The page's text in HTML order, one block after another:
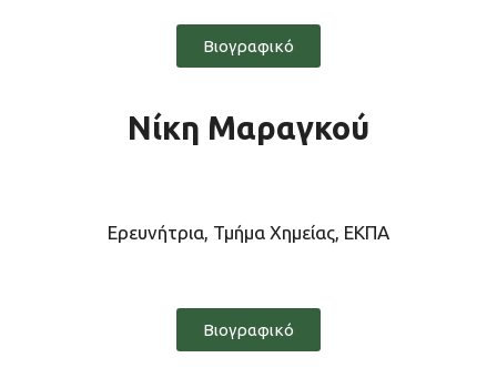
Βιογραφικό
Νίκη Μαραγκού
Ερευνήτρια, Τμήμα Χημείας, ΕΚΠΑ
Βιογραφικό